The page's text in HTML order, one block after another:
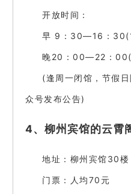
开放时间：
早 9：30—16：
晚20：00—22：
(逢周一闭馆，节假
众号发布公告)
4、柳州宾馆的云霄
地址：柳州宾馆30楼
门票：人均70元